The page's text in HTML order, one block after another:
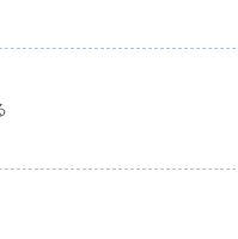
「肉体」の不...
御